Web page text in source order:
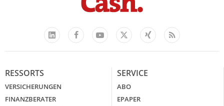
LinkedIn
FacebookYouTube
X
Xing Feed
RESSORTS
VERSICHERUNGEN
FINANZBERATER
SERVICE
ABO
EPAPER